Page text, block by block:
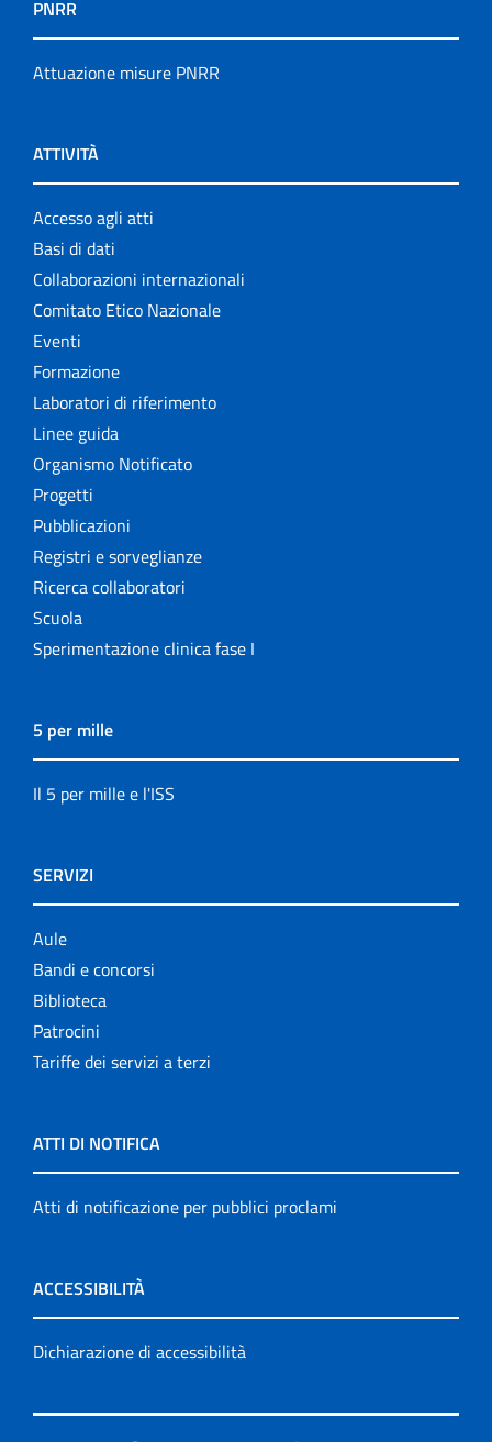
PNRR
Attuazione misure PNRR
ATTIVITÀ
Accesso agli atti
Basi di dati
Collaborazioni internazionali
Comitato Etico Nazionale
Eventi
Formazione
Laboratori di riferimento
Linee guida
Organismo Notificato
Progetti
Pubblicazioni
Registri e sorveglianze
Ricerca collaboratori
Scuola
Sperimentazione clinica fase I
5 per mille
Il 5 per mille e l'ISS
SERVIZI
Aule
Bandi e concorsi
Biblioteca
Patrocini
Tariffe dei servizi a terzi
ATTI DI NOTIFICA
Atti di notificazione per pubblici proclami
ACCESSIBILITÀ
Dichiarazione di accessibilità